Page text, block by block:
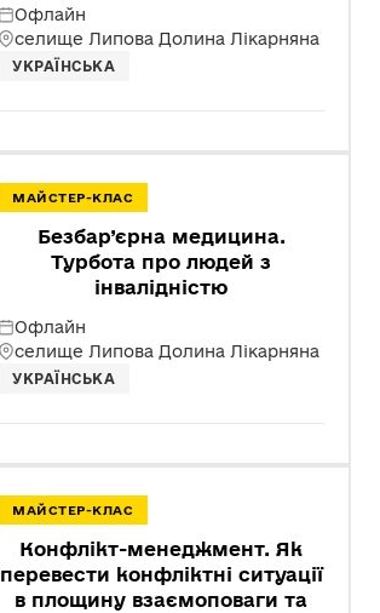
Офлайн
селище Липова Долина Лікарняна
УКРАЇНСЬКА
МАЙСТЕР-КЛАС
Безбар’єрна медицина.
Турбота про людей з
інвалідністю
Офлайн
селище Липова Долина Лікарняна
УКРАЇНСЬКА
МАЙСТЕР-КЛАС
Конфлікт-менеджмент. Як
перевести конфліктні ситуації
в площину взаємоповаги та